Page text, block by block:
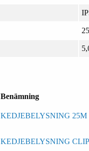
Benämning
KEDJEBELYSNING
KEDJEBELYSNING